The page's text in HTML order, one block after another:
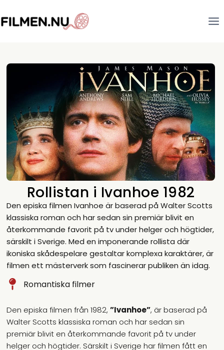
Rollistan i Ivanhoe 1982
Den episka filmen Ivanhoe är baserad på Walter Scotts
klassiska roman och har sedan sin premiär blivit en
återkommande favorit på tv under helger och högtider,
särskilt i Sverige. Med en imponerande rollista där
ikoniska skådespelare gestaltar komplexa karaktärer, är
filmen ett mästerverk som fascinerar publiken än idag.
Romantiska filmer
Den episka filmen från 1982,”Ivanhoe”, är baserad på
Walter Scotts klassiska roman och har sedan sin
premiär blivit en återkommande favorit på tv under
helger och högtider. Särskilt i Sverige har filmen fått en